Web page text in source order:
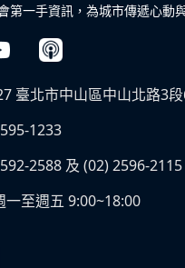
第一手資訊，為城市傳遞心動
臺北市中山區中山北路3
1233
2588 及 (02) 2596-2115
一至週五 9:00~18:00